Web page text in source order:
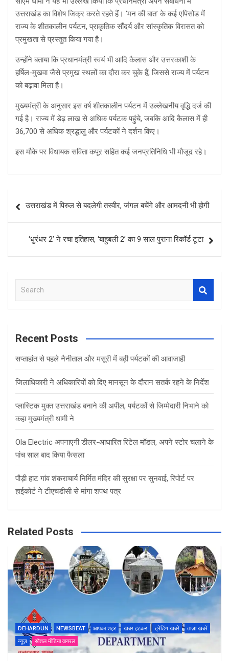
उत्तराखंड का विशेष जिक्र करते रहते हैं। ‘मन की बात’ के कई एपिसोड में
राज्य के शीतकालीन पर्यटन, प्राकृतिक सौंदर्य और सांस्कृतिक विरासत को
प्रमुखता से प्रस्तुत किया गया है।
उन्होंने बताया कि प्रधानमंत्री स्वयं भी आदि कैलास और उत्तरकाशी के
हर्षिल-मुखवा जैसे प्रमुख स्थलों का दौरा कर चुके हैं, जिससे राज्य में पर्यटन
को बढ़ावा मिला है।
मुख्यमंत्री के अनुसार इस वर्ष शीतकालीन पर्यटन में उल्लेखनीय वृद्धि दर्ज की
गई है। राज्य में डेढ़ लाख से अधिक पर्यटक पहुंचे, जबकि आदि कैलास में ही
36,700 से अधिक श्रद्धालु और पर्यटकों ने दर्शन किए।
इस मौके पर विधायक सविता कपूर सहित कई जनप्रतिनिधि भी मौजूद रहे।
navigation
उत्तराखंड में पिरुल से बदलेगी तस्वीर, जंगल बचेंगे और आमदनी भी होगी
‘धुरंधर 2’ ने रचा इतिहास, ‘बाहुबली 2’ का 9 साल पुराना रिकॉर्ड टूटा
a
c
Recent Posts
सप्ताहांत से पहले नैनीताल और मसूरी में बढ़ी पर्यटकों की आवाजाही
जिलाधिकारी ने अधिकारियों को दिए मानसून के दौरान सतर्क रहने के निर्देश
प्लास्टिक मुक्त उत्तराखंड बनाने की अपील, पर्यटकों से जिम्मेदारी निभाने को
कहा मुख्यमंत्री धामी ने
Ola Electric अपनाएगी डीलर-आधारित रिटेल मॉडल, अपने स्टोर चलाने के
पांच साल बाद किया फैसला
पौड़ी हाट गांव शंकराचार्य निर्मित मंदिर की सुरक्षा पर सुनवाई, रिपोर्ट पर
हाईकोर्ट ने टीएचडीसी से मांगा शपथ पत्र
Related Posts
DEHARDUN NEWSBEAT आपका शहर खबर हटकर ट्रेंडिंग खबरें
ताज़ा ख़बरें
न्यूज़
सोशल मीडिया वायरल